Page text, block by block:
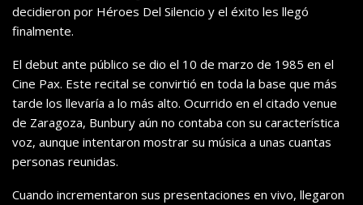
decidieron por Héroes Del Silencio y el éxito les llegó
finalmente.
El debut ante público se dio el 10 de marzo de 1985 en el
Cine Pax. Este recital se convirtió en toda la base que más
tarde los llevaría a lo más alto. Ocurrido en el citado venue
de Zaragoza, Bunbury aún no contaba con su característica
voz, aunque intentaron mostrar su música a unas cuantas
personas reunidas.
Cuando incrementaron sus presentaciones en vivo, llegaron